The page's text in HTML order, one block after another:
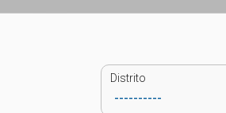
Distrito